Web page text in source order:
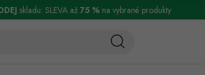
ochrany osobních údajů Obchodní podmínky
skladu: SLEVA až 75 %na vybrané produkty